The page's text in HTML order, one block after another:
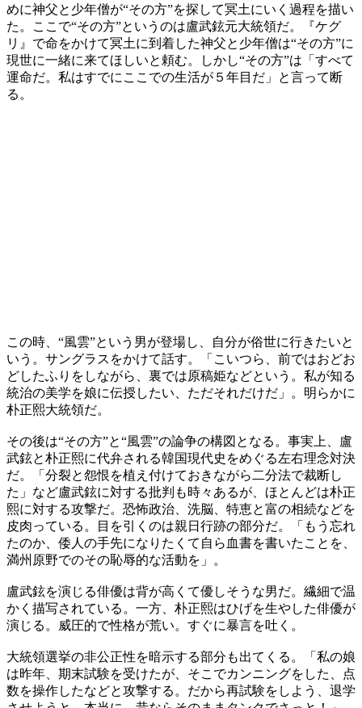
めに神父と少年僧が“その方”を探して冥土にいく過程を描い
た。ここで“その方”というのは盧武鉉元大統領だ。『ケグ
リ』で命をかけて冥土に到着した神父と少年僧は“その方”に
現世に一緒に来てほしいと頼む。しかし“その方”は「すべて
運命だ。私はすでにここでの生活が５年目だ」と言って断
る。
この時、“風雲”という男が登場し、自分が俗世に行きたいと
いう。サングラスをかけて話す。「こいつら、前ではおどお
どしたふりをしながら、裏では原稿姫などという。私が知る
統治の美学を娘に伝授したい、ただそれだけだ」。明らかに
朴正熙大統領だ。
その後は“その方”と“風雲”の論争の構図となる。事実上、盧
武鉉と朴正熙に代弁される韓国現代史をめぐる左右理念対決
だ。「分裂と怨恨を植え付けておきながら二分法で裁断し
た」など盧武鉉に対する批判も時々あるが、ほとんどは朴正
熙に対する攻撃だ。恐怖政治、洗脳、特恵と富の相続などを
皮肉っている。目を引くのは親日行跡の部分だ。「もう忘れ
たのか、倭人の手先になりたくて自ら血書を書いたことを、
満州原野でのその恥辱的な活動を」。
盧武鉉を演じる俳優は背が高くて優しそうな男だ。繊細で温
かく描写されている。一方、朴正熙はひげを生やした俳優が
演じる。威圧的で性格が荒い。すぐに暴言を吐く。
大統領選挙の非公正性を暗示する部分も出てくる。「私の娘
は昨年、期末試験を受けたが、そこでカンニングをした、点
数を操作したなどと攻撃する。だから再試験をしよう、退学